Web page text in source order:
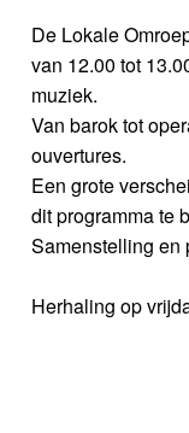
De Lokale
van 12.00 tot
muziek.
Van barok tot
ouvertures.
Een grote
dit programma te
Samenstelling en
Herhaling op